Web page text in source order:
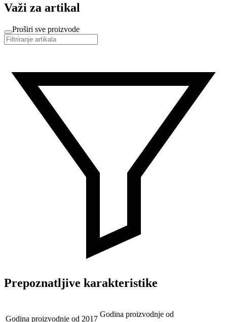
Važi za artikal
Proširi sve proizvode
Prepoznatljive karakteristike
Godina proizvodnje od 2017
Godina proizvodnje od